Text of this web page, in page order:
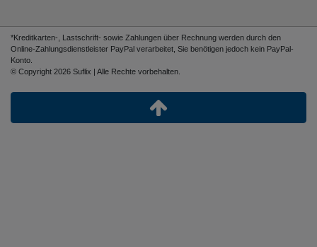
*Kreditkarten-, Lastschrift- sowie Zahlungen über Rechnung werden durch den
Online-Zahlungsdienstleister PayPal verarbeitet, Sie benötigen jedoch kein PayPal-
Konto.
© Copyright 2026 Suflix | Alle Rechte vorbehalten.